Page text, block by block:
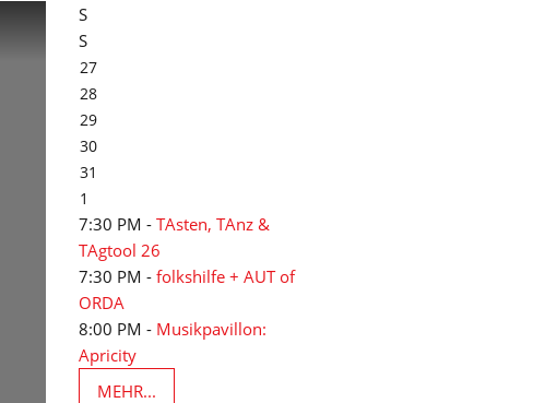
S
S
27
28
29
30
31
1
7:30 PM - TAsten, TAnz &
TAgtool 26
7:30 PM - folkshilfe + AUT of
ORDA
8:00 PM - Musikpavillon:
Apricity
MEHR...